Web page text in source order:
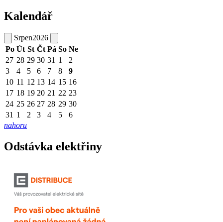
Kalendář
Srpen2026
Po Út St Čt Pá So Ne
27 28 29 30 31 1
2
3
4 5 6 7 8
9
10 11 12 13 14 15 16
17 18 19 20 21 22 23
24 25 26 27 28 29 30
31 1 2 3 4 5
6
nahoru
Odstávka elektřiny